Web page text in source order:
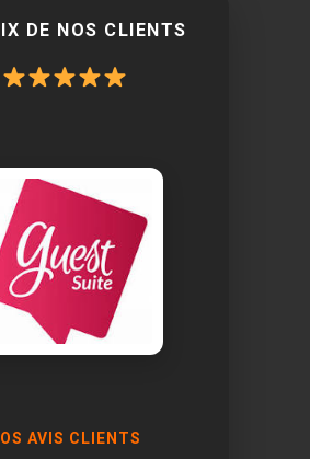
DE NOS CLIENTS
AVIS CLIENTS